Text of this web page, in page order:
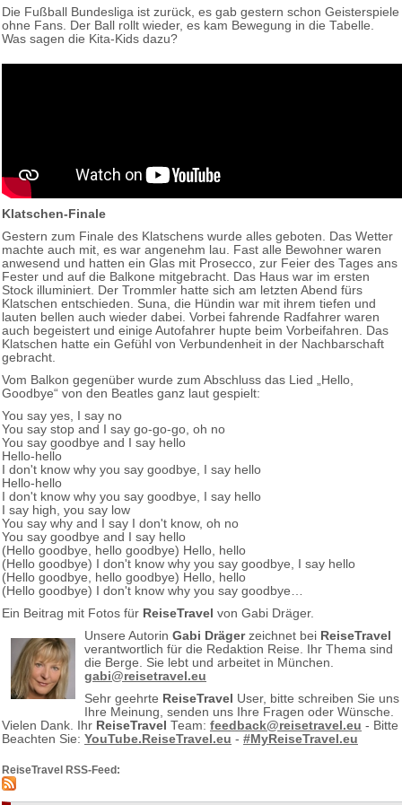
Die Fußball Bundesliga ist zurück, es gab gestern schon Geisterspiele
ohne Fans. Der Ball rollt wieder, es kam Bewegung in die Tabelle.
Was sagen die Kita-Kids dazu?
Klatschen-Finale
Gestern zum Finale des Klatschens wurde alles geboten. Das Wetter
machte auch mit, es war angenehm lau. Fast alle Bewohner waren
anwesend und hatten ein Glas mit Prosecco, zur Feier des Tages ans
Fester und auf die Balkone mitgebracht. Das Haus war im ersten
Stock illuminiert. Der Trommler hatte sich am letzten Abend fürs
Klatschen entschieden. Suna, die Hündin war mit ihrem tiefen und
lauten bellen auch wieder dabei. Vorbei fahrende Radfahrer waren
auch begeistert und einige Autofahrer hupte beim Vorbeifahren. Das
Klatschen hatte ein Gefühl von Verbundenheit in der Nachbarschaft
gebracht.
Vom Balkon gegenüber wurde zum Abschluss das Lied „Hello,
Goodbye“ von den Beatles ganz laut gespielt:
You say yes, I say no
You say stop and I say go-go-go, oh no
You say goodbye and I say hello
Hello-hello
I don't know why you say goodbye, I say hello
Hello-hello
I don't know why you say goodbye, I say hello
I say high, you say low
You say why and I say I don't know, oh no
You say goodbye and I say hello
(Hello goodbye, hello goodbye) Hello, hello
(Hello goodbye) I don't know why you say goodbye, I say hello
(Hello goodbye, hello goodbye) Hello, hello
(Hello goodbye) I don't know why you say goodbye…
Ein Beitrag mit Fotos für ReiseTravel von Gabi Dräger.
Unsere Autorin Gabi Drägerzeichnet bei ReiseTravel
verantwortlich für die Redaktion Reise. Ihr Thema sind
die Berge. Sie lebt und arbeitet in München.
gabi@reisetravel.eu
Sehr geehrte ReiseTravel User, bitte schreiben Sie uns
Ihre Meinung, senden uns Ihre Fragen oder Wünsche.
Vielen Dank. Ihr ReiseTravel Team: feedback@reisetravel.eu - Bitte
Beachten Sie: YouTube.ReiseTravel.eu - #MyReiseTravel.eu
ReiseTravel RSS-Feed: